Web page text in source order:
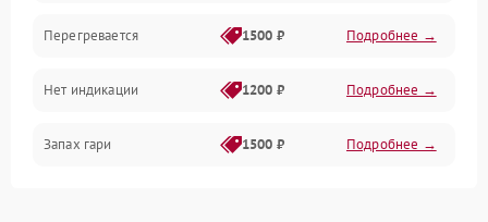
Перегревается 1500 ₽ Подробнее →
Нет индикации 1200 ₽ Подробнее →
Запах гари 1500 ₽ Подробнее →